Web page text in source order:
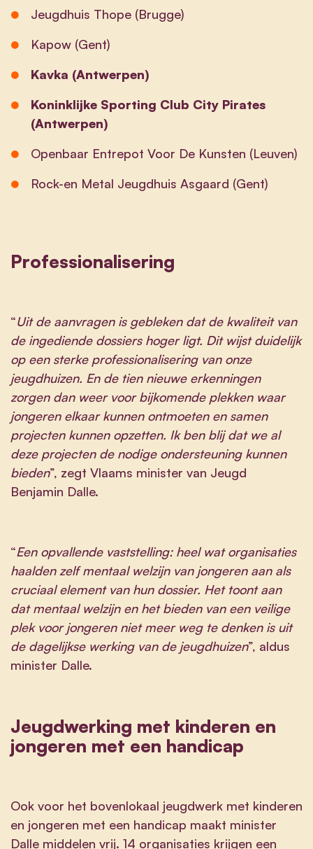
Jeugdhuis Thope (Brugge)
Kapow (Gent)
Kavka (Antwerpen)
Koninklijke Sporting Club City Pirates
(Antwerpen)
Openbaar Entrepot Voor De Kunsten (Leuven)
Rock-en Metal Jeugdhuis Asgaard (Gent)
Professionalisering
“Uit de aanvragen is gebleken dat de kwaliteit van
de ingediende dossiers hoger ligt. Dit wijst duidelijk
op een sterke professionalisering van onze
jeugdhuizen. En de tien nieuwe erkenningen
zorgen dan weer voor bijkomende plekken waar
jongeren elkaar kunnen ontmoeten en samen
projecten kunnen opzetten. Ik ben blij dat we al
deze projecten de nodige ondersteuning kunnen
bieden”, zegt Vlaams minister van Jeugd
Benjamin Dalle.
“Een opvallende vaststelling: heel wat organisaties
haalden zelf mentaal welzijn van jongeren aan als
cruciaal element van hun dossier. Het toont aan
dat mentaal welzijn en het bieden van een veilige
plek voor jongeren niet meer weg te denken is uit
de dagelijkse werking van de jeugdhuizen”, aldus
minister Dalle.
Jeugdwerking met kinderen en
jongeren met een handicap
Ook voor het bovenlokaal jeugdwerk met kinderen
en jongeren met een handicap maakt minister
Dalle middelen vrij. 14 organisaties krijgen een